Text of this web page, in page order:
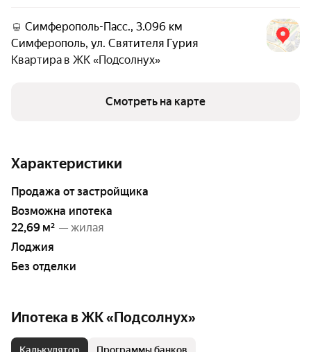
Симферополь-Пасс., 3.096 км
Симферополь, ул. Святителя Гурия
Квартира в ЖК «Подсолнух»
Смотреть на карте
Характеристики
Продажа от застройщика
возможна ипотека
22,69 м²
— жилая
Лоджия
Без отделки
Ипотека в ЖК «Подсолнух»